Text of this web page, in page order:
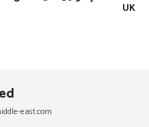
UK
east.com